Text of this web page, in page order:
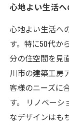
心地よい生活
心地よい生活へ
す。特に50代か
分の住空間を見
川市の建築工房
客様のニーズに
す。 リノベーシ
なデザインはも